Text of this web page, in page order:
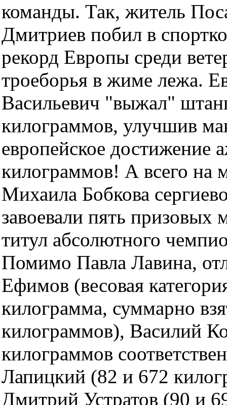
команды. Так, житель
Дмитриев побил в
рекорд Европы среди
троеборья в жиме лежа.
Васильевич "выжал"
килограммов, улучшив
европейское достижение
килограммов! А всего на
Михаила Бобкова
завоевали пять призовых
титул абсолютного
Помимо Павла Лавина,
Ефимов (весовая
килограмма, суммарно
килограммов), Василий
килограммов
Лапицкий (82 и 672
Дмитрий Устратов (90 и